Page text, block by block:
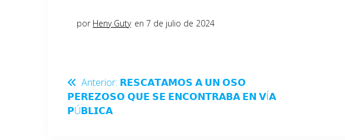
por Heny Guty en 7 de julio de 2024
Anterior: 𝗥𝗘𝗦𝗖𝗔𝗧𝗔𝗠𝗢𝗦 𝗔 𝗨𝗡 𝗢𝗦𝗢
𝗣𝗘𝗥𝗘𝗭𝗢𝗦𝗢 𝗤𝗨𝗘 𝗦𝗘 𝗘𝗡𝗖𝗢𝗡𝗧𝗥𝗔𝗕𝗔 𝗘𝗡 𝗩Í𝗔
𝗣Ú𝗕𝗟𝗜𝗖𝗔